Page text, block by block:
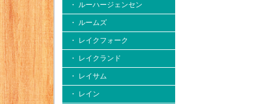
・ ルーハージェンセン
・ ルームズ
・ レイクフォーク
・ レイクランド
・ レイサム
・ レイン